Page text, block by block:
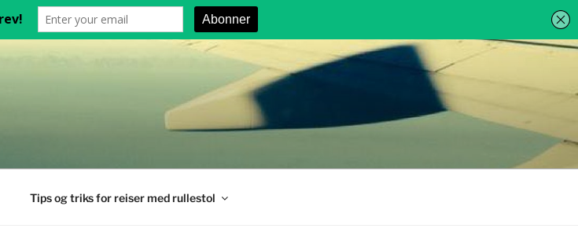
Tips og triks for reiser med rullestol